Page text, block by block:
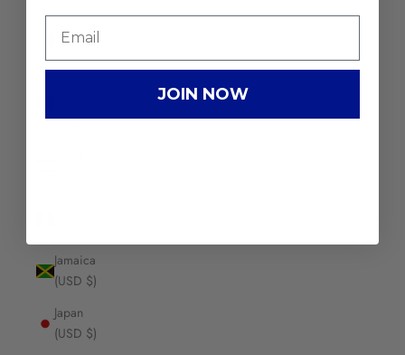
Ireland
(USD $)
Jamaica
(USD $)
Japan
(USD $)
JOIN NOW